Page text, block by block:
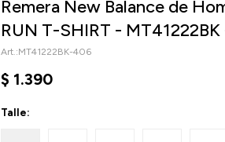
Remera New Balance de
RUN T-SHIRT - MT41222BK
MT41222BK-406
$ 1.390
Talle: